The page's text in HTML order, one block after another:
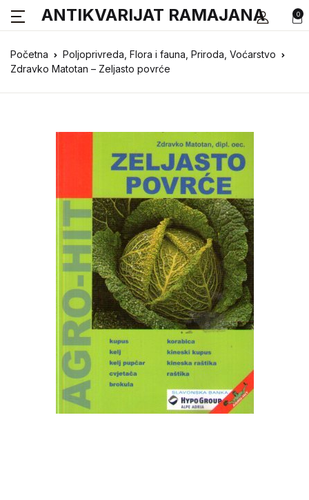
0
ANTIKVARIJAT RAMAJANA
Početna
Poljoprivreda, Flora i fauna, Priroda, Voćarstvo
Zdravko Matotan – Zeljasto povrće